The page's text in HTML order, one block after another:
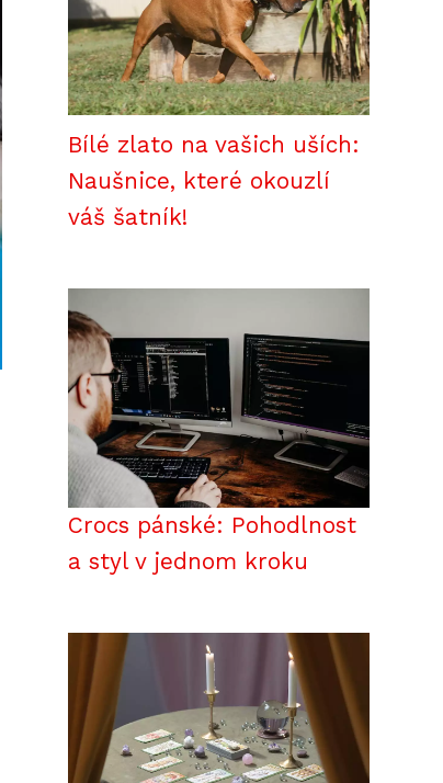
Bílé zlato na vašich uších:
Naušnice, které okouzlí
váš šatník!
Crocs pánské: Pohodlnost
a styl v jednom kroku